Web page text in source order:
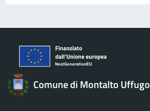
Comune di Montalto Uffugo